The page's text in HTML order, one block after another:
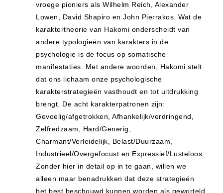
vroege pioniers als Wilhelm Reich, Alexander
Lowen, David Shapiro en John Pierrakos. Wat de
karaktertheorie van Hakomi onderscheidt van
andere typologieën van karakters in de
psychologie is de focus op somatische
manifestaties. Met andere woorden, Hakomi stelt
dat ons lichaam onze psychologische
karakterstrategieën vasthoudt en tot uitdrukking
brengt. De acht karakterpatronen zijn:
Gevoelig/afgetrokken, Afhankelijk/verdringend,
Zelfredzaam, Hard/Generig,
Charmant/Verleidelijk, Belast/Duurzaam,
Industrieel/Overgefocust en Expressief/Lusteloos.
Zonder hier in detail op in te gaan, willen we
alleen maar benadrukken dat deze strategieën
het best beschouwd kunnen worden als geworteld